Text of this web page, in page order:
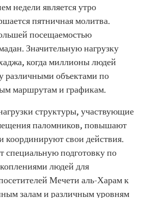
недели является утро
пятничная молитва.
посещаемостью
Значительную нагрузку
когда миллионы людей
различными объектами по
маршрутам и графикам.
структуры, участвующие
паломников, повышают
координируют свои действия.
специальную подготовку по
людей для
Мечети аль-Харам к
залам и различным уровням